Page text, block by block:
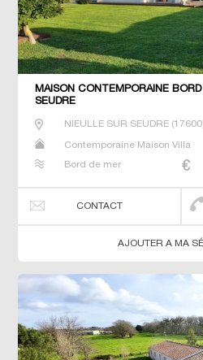
MAISON CONTEMPORAINE
SEUDRE
NIEULLE SUR SEUDRE(17600
Contemporaine Maison Villa
Bord de mer
CONTACT
AJOUTER A MA